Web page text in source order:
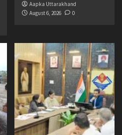
Aapka Uttarakhand
August 6, 2026
0